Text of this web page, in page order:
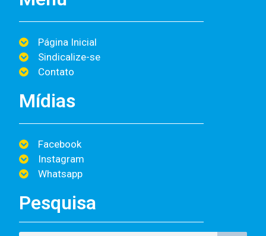
Página Inicial
Sindicalize-se
Contato
Mídias
Facebook
Instagram
Whatsapp
Pesquisa